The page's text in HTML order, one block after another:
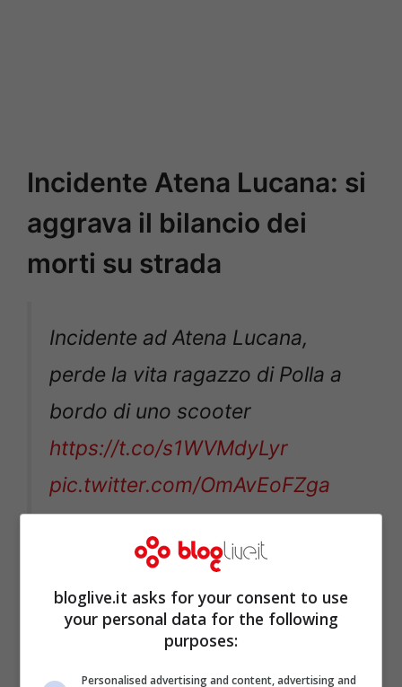
Incidente Atena Lucana: si
aggrava il bilancio dei
morti su strada
Incidente ad Atena Lucana,
perde la vita ragazzo di Polla a
bordo di uno scooter
https://t.co/s1WVMdyLyr
pic.twitter.com/OmAvEoFZga
— Valiente (@belzebu08)
August 3, 2020
bloglive.it asks for your consent to use
your personal data for the following
purposes:
Personalised advertising and content, advertising and